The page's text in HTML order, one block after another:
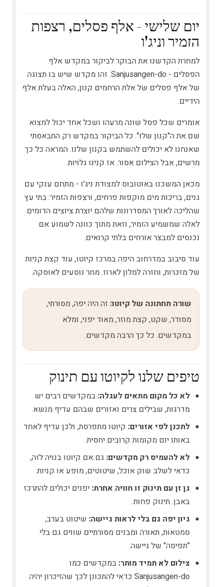
יום שלישי - אלף פסלים, רצפות
הזמיר וניג'ו
למחרת הקדשנו את הבוקר לביקור במקדש אלף
הפסלים - Sanjusangen-do. זהו מקדש שיש בו תצוגה
של אלף פסלים של אלת הרחמים קנון, האלה בעלת אלף
הידיים.
אומרים שכל פסל שונה מרעהו ושכל אחד יכול למצוא
שם את ה"קנון שלו". כל הביקור במקדש רק התבאסתי
שאנחנו לא יכולים להשתמש בקנון שלנו. המראה כל כך
מרשים, אבל הצילום אסור. אז קנינו גלויות.
מכאן המשכנו באוטובוס למצודת ניג'ו - מתחם ענקי עם
גנים, בריכות מים מוקפות פרחים, ורצפות הזמיר: בתי עץ
שהליכה לאורך המסדרונות שלהם יוצרת ציוצים הדומים
לאלה שמשמיע הזמיר, וזאת מתוך כוונה לשמוע אם
נכנסים למבצר אורחים בלתי קרואים.
עוד סיבוב במדרחוב היפה במרכז קיוטו, עוד קצת קניות
של מזכרות, וחזרה למלון לארוז. מחר נוסעים לאוסקה.
שורה תחתונה של קיוטו: זה היה יפה, מסורתי,
מסודר, שקט, קצת מוזר, מאוד יפני, ומלא
במקדשים. כל כך הרבה מקדשים.
טיפים שלנו לקיוטו עם תינוק
לא כל מקום מתאים לעגלה: במקדשים רבים יש
מדרגות, שבילים צרים ואזורים שבהם עדיף מנשא.
לתכנן לפי אזורים: קיוטו מתפרסת, ולכן עדיף לאחד
באותו יום מקומות קרובים יחסית.
לא להעמיס רק מקדשים: גם אם קיוטו בנויה לזה,
כדאי לשלב שוק אוכל, שיטוטים, מופע או קניות.
גן זן עם תינוק זו חוויה אחרת: יפנים יכולים להתרכז
באבן. תינוק פחות.
גיון יפה גם בלי לראות גיישה: שיטוט בערב,
סמטאות, תאורה ומבנים מסורתיים שווים גם בלי
"תפיסה" של גיישה.
צילום לא תמיד מותר: במקדשים כמו
Sanjusangen-do כדאי להתכונן לכך שהזיכרון יהיה